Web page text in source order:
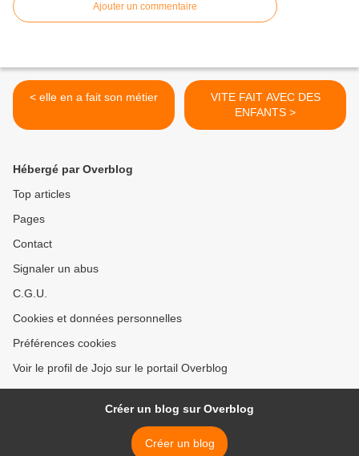
Ajouter un commentaire
< elle en a fait son métier
VITE FAIT AVEC DES
ENFANTS >
Hébergé par Overblog
Top articles
Pages
Contact
Signaler un abus
C.G.U.
Cookies et données personnelles
Préférences cookies
Voir le profil de Jojo sur le portail Overblog
Créer un blog sur Overblog
Créer un blog